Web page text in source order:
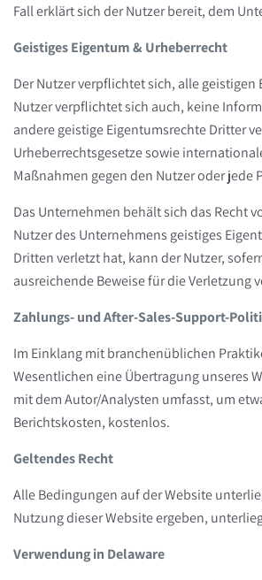
Fall erklärt sich der Nutzer bereit, dem
Geistiges Eigentum & Urheberrecht
Der Nutzer verpflichtet sich, alle
Nutzer verpflichtet sich auch, keine
andere geistige Eigentumsrechte Dritter
Urheberrechtsgesetze sowie
Maßnahmen gegen den Nutzer oder
Das Unternehmen behält sich das Recht
Nutzer des Unternehmens geistiges
Dritten verletzt hat, kann der Nutzer,
ausreichende Beweise für die Verletzung
Zahlungs- und After-Sales-Support-
Im Einklang mit branchenüblichen
Wesentlichen eine Übertragung unseres
mit dem Autor/Analysten umfasst, um
Berichtskosten, kostenlos.
Geltendes Recht
Alle Bedingungen auf der Website
Nutzung dieser Website ergeben,
Verwendung in Delaware